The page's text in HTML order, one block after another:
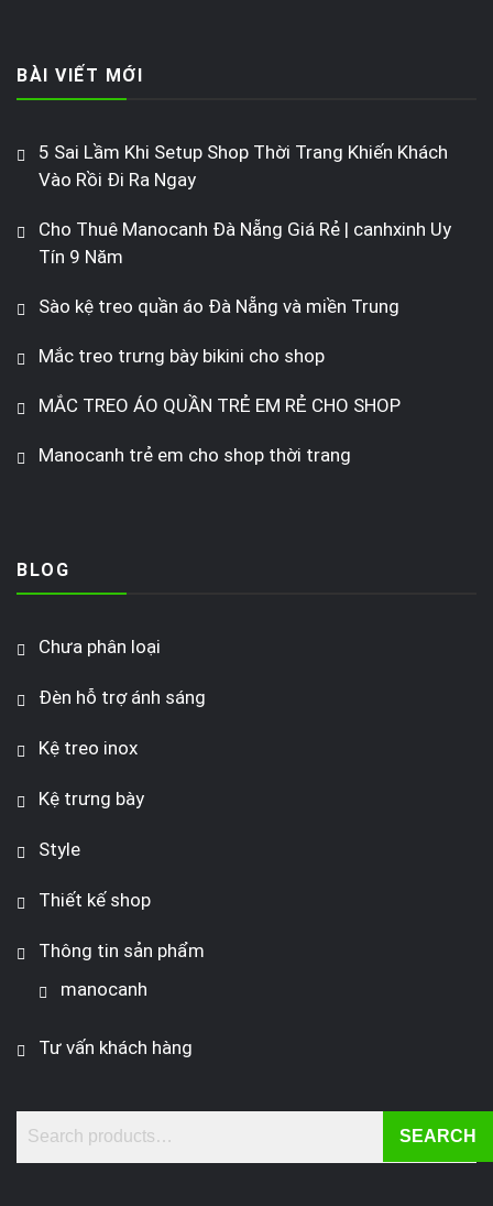
BÀI VIẾT MỚI
5 Sai Lầm Khi Setup Shop Thời Trang Khiến Khách
Vào Rồi Đi Ra Ngay
Cho Thuê Manocanh Đà Nẵng Giá Rẻ | canhxinh Uy
Tín 9 Năm
Sào kệ treo quần áo Đà Nẵng và miền Trung
Mắc treo trưng bày bikini cho shop
MẮC TREO ÁO QUẦN TRẺ EM RẺ CHO SHOP
Manocanh trẻ em cho shop thời trang
BLOG
Chưa phân loại
Đèn hỗ trợ ánh sáng
Kệ treo inox
Kệ trưng bày
Style
Thiết kế shop
Thông tin sản phẩm
manocanh
Tư vấn khách hàng
SEARCH